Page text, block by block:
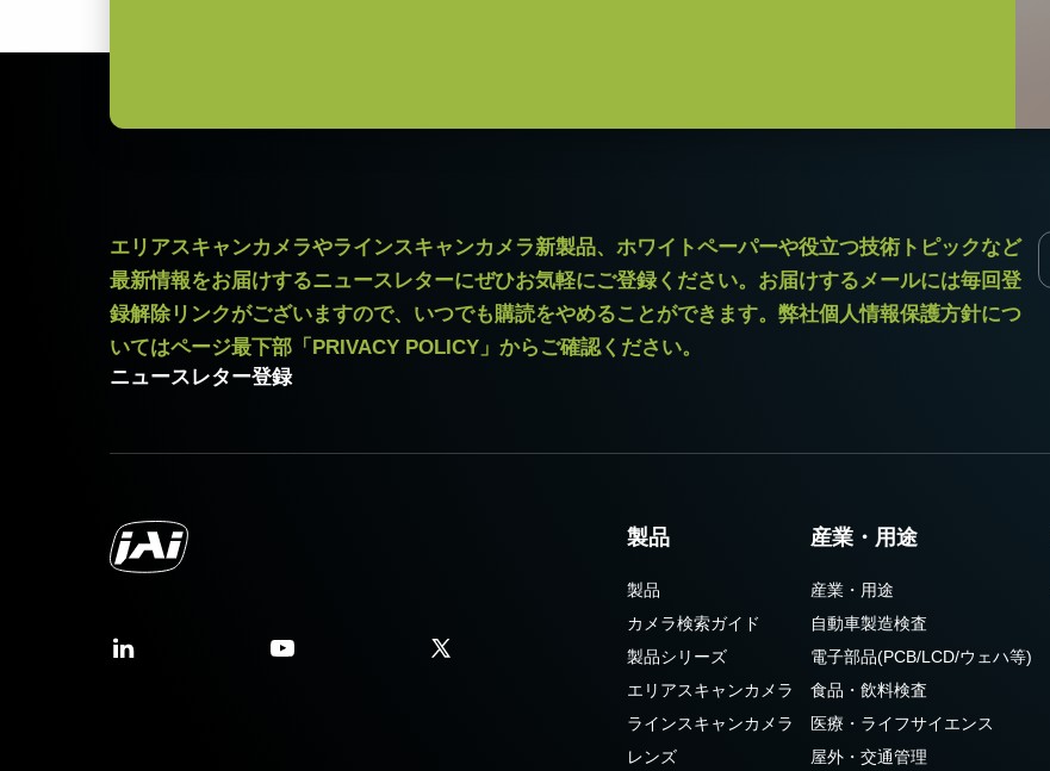
エリアスキャンカメラやラインスキャンカメラ新製品、ホワイトペーパーや役立つ技術トピックなど
最新情報をお届けするニュースレターにぜひお気軽にご登録ください。お届けするメールには毎回登
録解除リンクがございますので、いつでも購読をやめることができます。弊社個人情報保護方針につ
いてはページ最下部「PRIVACY POLICY」からご確認ください。
ニュースレター登録
製品
製品
カメラ検索ガイド
製品シリーズ
エリアスキャンカメラ
ラインスキャンカメラ
レンズ
産業・用途
産業・用途
自動車製造検査
電子部品(PCB/LCD/ウェハ等)
食品・飲料検査
医療・ライフサイエンス
屋外・交通管理